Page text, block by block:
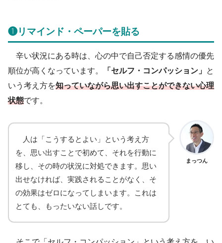
❶リマインド・ペーパーを貼る
辛い状況にある時は、心の中で自己否定する感情の優先
順位が高くなっています。
「セルフ・コンパッション」 と
いう考え方を知っていながら思い出すことができない心理
状態です。
まっつん
人は「こうするとよい」という考え方
を、思い出すことで初めて、それを行動に
移し、その時の状況に対処できます。思い
出せなければ、実践されることがなく、そ
の効果はゼロになってしまいます。これは
とても、もったいない話しです。